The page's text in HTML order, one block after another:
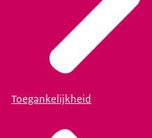
Toegankelijkheid